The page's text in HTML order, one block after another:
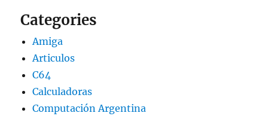
Categories
Amiga
Articulos
C64
Calculadoras
Computación Argentina